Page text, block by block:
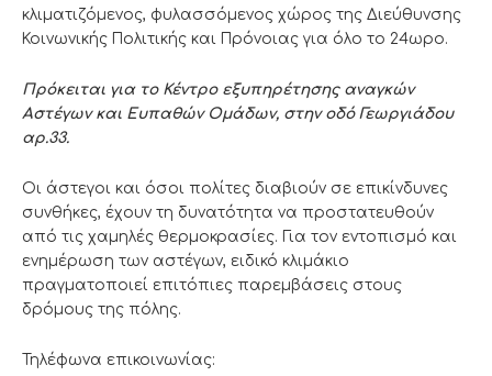
κλιματιζόμενος, φυλασσόμενος χώρος της Διεύθυνσης
Κοινωνικής Πολιτικής και Πρόνοιας για όλο το 24ωρο.
Πρόκειται για το Κέντρο εξυπηρέτησης αναγκών
Αστέγων και Ευπαθών Ομάδων, στην οδό Γεωργιάδου
αρ.33.
Οι άστεγοι και όσοι πολίτες διαβιούν σε επικίνδυνες
συνθήκες, έχουν τη δυνατότητα να προστατευθούν
από τις χαμηλές θερμοκρασίες. Για τον εντοπισμό και
ενημέρωση των αστέγων, ειδικό κλιμάκιο
πραγματοποιεί επιτόπιες παρεμβάσεις στους
δρόμους της πόλης.
Τηλέφωνα επικοινωνίας: